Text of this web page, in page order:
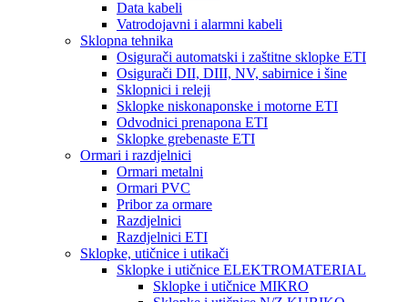
Data kabeli
Vatrodojavni i alarmni kabeli
Sklopna tehnika
Osigurači automatski i zaštitne sklopke ETI
Osigurači DII, DIII, NV, sabirnice i šine
Sklopnici i releji
Sklopke niskonaponske i motorne ETI
Odvodnici prenapona ETI
Sklopke grebenaste ETI
Ormari i razdjelnici
Ormari metalni
Ormari PVC
Pribor za ormare
Razdjelnici
Razdjelnici ETI
Sklopke, utičnice i utikači
Sklopke i utičnice ELEKTROMATERIAL
Sklopke i utičnice MIKRO